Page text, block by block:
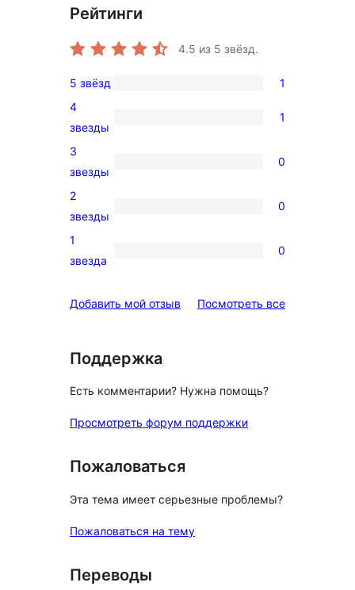
Рейтинги
4.5 из 5 звёзд.
1
5-
звездный
отзыв
5 звёзд 1
1
4-
звездный
4
звезды
1
0
3-
звездный
3
звезды
0
0
2-
звездный
2
звезды
0
0
звездный
1
звезда
0
Добавить мой отзыв Посмотреть всеотзывы
Поддержка
Есть комментарии? Нужна помощь?
Просмотреть форум поддержки
Пожаловаться
Эта тема имеет серьезные проблемы?
Пожаловаться на тему
Переводы